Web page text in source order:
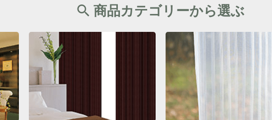
商品カテゴリーから選ぶ